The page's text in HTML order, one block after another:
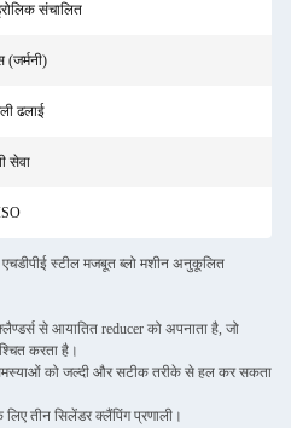
संचालित
(जर्मनी)
ढलाई
सेवा
स्टील मजबूत ब्लो मशीन अनुकूलित
से आयातित reducer को अपनाता है, जो
करता है।
को जल्दी और सटीक तरीके से हल कर सकता
तीन सिलेंडर क्लैंपिंग प्रणाली।